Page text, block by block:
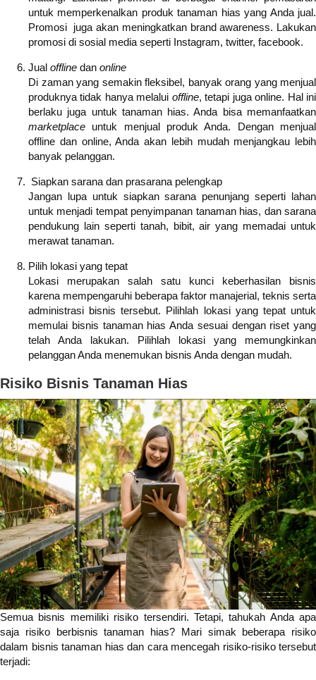
untuk memperkenalkan produk tanaman hias yang Anda jual.
Promosi juga akan meningkatkan brand awareness. Lakukan
promosi di sosial media seperti Instagram, twitter, facebook.
Jual offline dan online
Di zaman yang semakin fleksibel, banyak orang yang menjual
produknya tidak hanya melalui offline, tetapi juga online. Hal ini
berlaku juga untuk tanaman hias. Anda bisa memanfaatkan
marketplace untuk menjual produk Anda. Dengan menjual
offline dan online, Anda akan lebih mudah menjangkau lebih
banyak pelanggan.
Siapkan sarana dan prasarana pelengkap
Jangan lupa untuk siapkan sarana penunjang seperti lahan
untuk menjadi tempat penyimpanan tanaman hias, dan sarana
pendukung lain seperti tanah, bibit, air yang memadai untuk
merawat tanaman.
Pilih lokasi yang tepat
Lokasi merupakan salah satu kunci keberhasilan bisnis
karena mempengaruhi beberapa faktor manajerial, teknis serta
administrasi bisnis tersebut. Pilihlah lokasi yang tepat untuk
memulai bisnis tanaman hias Anda sesuai dengan riset yang
telah Anda lakukan. Pilihlah lokasi yang memungkinkan
pelanggan Anda menemukan bisnis Anda dengan mudah.
Risiko Bisnis Tanaman Hias
Semua bisnis memiliki risiko tersendiri. Tetapi, tahukah Anda apa
saja risiko berbisnis tanaman hias? Mari simak beberapa risiko
dalam bisnis tanaman hias dan cara mencegah risiko-risiko tersebut
terjadi: